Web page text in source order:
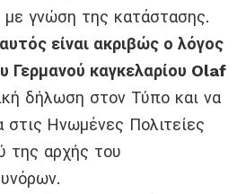
με γνώση της κατάστασης.
αυτός είναι ακριβώς ο λόγος
Γερμανού καγκελαρίου Olaf
δήλωση στον Τύπο και να
στις Ηνωμένες Πολιτείες
της αρχής του